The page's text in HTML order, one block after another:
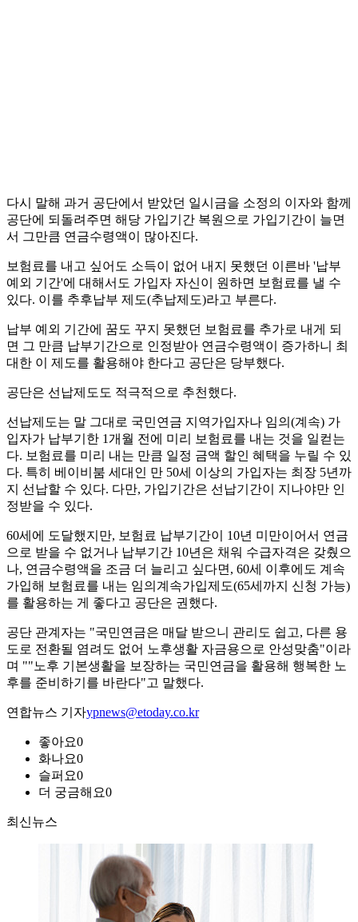
다시 말해 과거 공단에서 받았던 일시금을 소정의 이자와 함께
공단에 되돌려주면 해당 가입기간 복원으로 가입기간이 늘면
서 그만큼 연금수령액이 많아진다.
보험료를 내고 싶어도 소득이 없어 내지 못했던 이른바 '납부
예외 기간'에 대해서도 가입자 자신이 원하면 보험료를 낼 수
있다. 이를 추후납부 제도(추납제도)라고 부른다.
납부 예외 기간에 꿈도 꾸지 못했던 보험료를 추가로 내게 되
면 그 만큼 납부기간으로 인정받아 연금수령액이 증가하니 최
대한 이 제도를 활용해야 한다고 공단은 당부했다.
공단은 선납제도도 적극적으로 추천했다.
선납제도는 말 그대로 국민연금 지역가입자나 임의(계속) 가
입자가 납부기한 1개월 전에 미리 보험료를 내는 것을 일컫는
다. 보험료를 미리 내는 만큼 일정 금액 할인 혜택을 누릴 수 있
다. 특히 베이비붐 세대인 만 50세 이상의 가입자는 최장 5년까
지 선납할 수 있다. 다만, 가입기간은 선납기간이 지나야만 인
정받을 수 있다.
60세에 도달했지만, 보험료 납부기간이 10년 미만이어서 연금
으로 받을 수 없거나 납부기간 10년은 채워 수급자격은 갖췄으
나, 연금수령액을 조금 더 늘리고 싶다면, 60세 이후에도 계속
가입해 보험료를 내는 임의계속가입제도(65세까지 신청 가능)
를 활용하는 게 좋다고 공단은 권했다.
공단 관계자는 "국민연금은 매달 받으니 관리도 쉽고, 다른 용
도로 전환될 염려도 없어 노후생활 자금용으로 안성맞춤"이라
며 ""노후 기본생활을 보장하는 국민연금을 활용해 행복한 노
후를 준비하기를 바란다"고 말했다.
연합뉴스 기자ypnews@etoday.co.kr
좋아요0
화나요0
슬퍼요0
더 궁금해요0
최신뉴스